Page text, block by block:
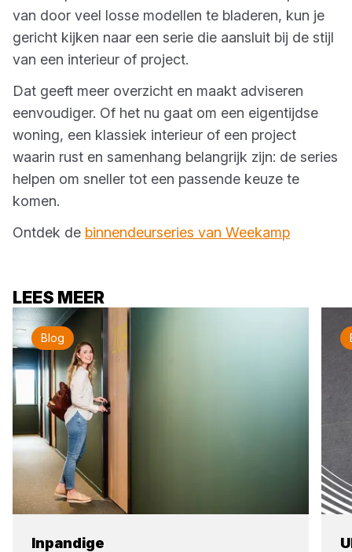
van door veel losse modellen te bladeren, kun je
gericht kijken naar een serie die aansluit bij de stijl
van een interieur of project.
Dat geeft meer overzicht en maakt adviseren
eenvoudiger. Of het nu gaat om een eigentijdse
woning, een klassiek interieur of een project
waarin rust en samenhang belangrijk zijn: de series
helpen om sneller tot een passende keuze te
komen.
Ontdek de binnendeurseries van Weekamp
LEES MEER
Blog
Inpandige